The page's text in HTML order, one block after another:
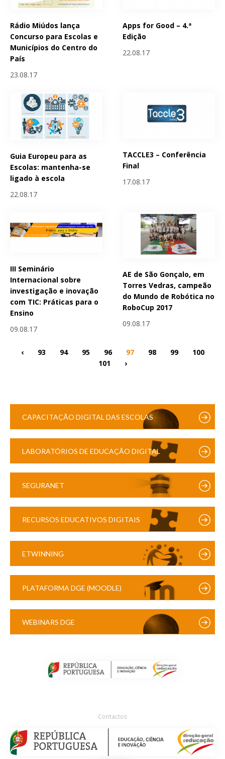
Rádio Miúdos lança
Concurso para Escolas e
Municípios do Centro do
País
23.08.17
Apps for Good – 4.ª
Edição
22.08.17
Guia Europeu para as
Escolas: mantenha-se
ligado à escola
22.08.17
TACCLE3 – Conferência
Final
17.08.17
III Seminário
Internacional sobre
investigação e inovação
com TIC: Práticas para o
Ensino
09.08.17
AE de São Gonçalo, em
Torres Vedras, campeão
do Mundo de Robótica no
RoboCup 2017
09.08.17
‹ 93 94 95 96 97 98 99
100
101
›
CAPACITAÇÃO DIGITAL DAS ESCOLAS
LABORATÓRIOS DE EDUCAÇÃO DIGITAL
SEGURANET
RECURSOS EDUCATIVOS DIGITAIS
ETWINNING
PLATAFORMA DGE (MOODLE)
WEBINARS DGE
Contactos